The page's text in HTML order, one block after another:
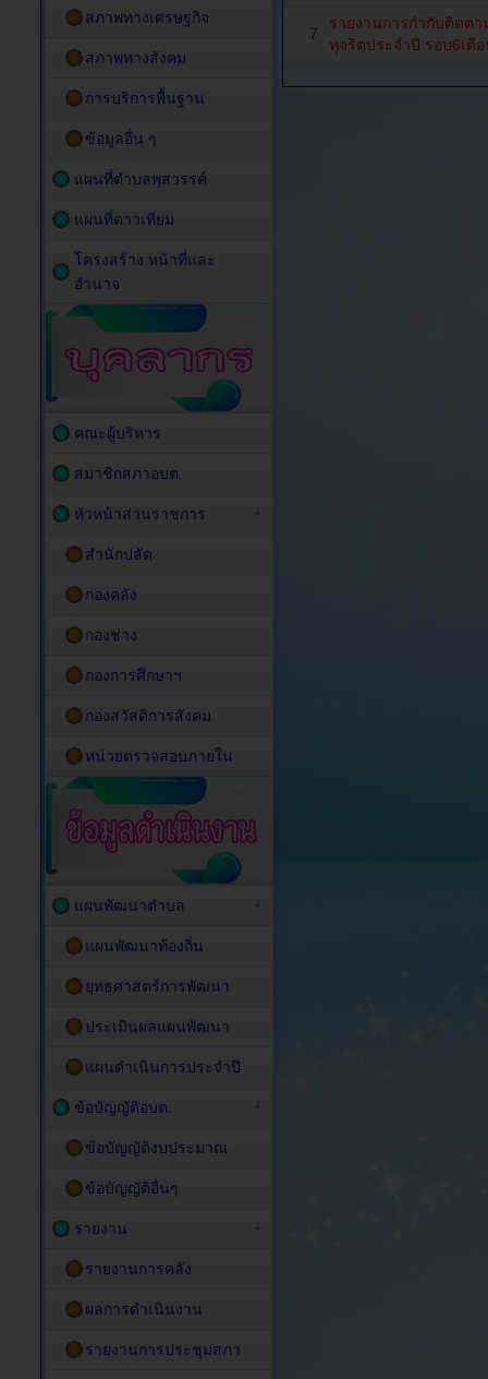
7
รายงานการกำกับติดต
ทุจริตประจำปี รอบ6เดื
สภาพทางเศรษฐกิจ
สภาพทางสังคม
การบริการพื้นฐาน
ข้อมูลอื่น ๆ
แผนที่ตำบลพุสวรรค์
แผนที่ดาวเทียม
โครงสร้าง หน้าที่และ
อำนาจ
คณะผู้บริหาร
สมาชิกสภาอบต.
หัวหน้าส่วนราชการ
สำนักปลัด
กองคลัง
กองช่าง
กองการศึกษาฯ
กองสวัสดิการสังคม
หน่วยตรวจสอบภายใน
แผนพัฒนาตำบล
แผนพัฒนาท้องถิ่น
ยุทธศาสตร์การพัฒนา
ประเมินผลแผนพัฒนา
แผนดำเนินการประจำปี
ข้อบัญญัติอบต.
ข้อบัญญัติงบประมาณ
ข้อบัญญัติอื่นๆ
รายงาน
รายงานการคลัง
ผลการดำเนินงาน
รายงานการประชุมสภา